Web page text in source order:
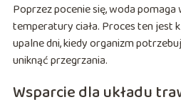
Poprzez pocenie się, woda
temperatury ciała. Proces ten jest
upalne dni, kiedy organizm
uniknąć przegrzania.
Wsparcie dla układu